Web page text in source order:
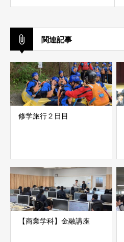
関連記事
修学旅行２日目
【商業学科】金融講座